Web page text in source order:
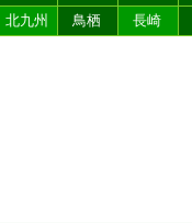
北九州 鳥栖 長崎